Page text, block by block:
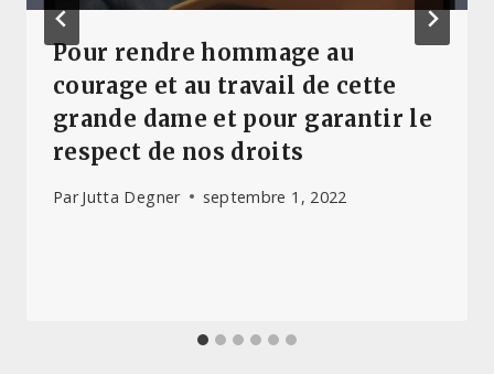
Pour rendre hommage au
courage et au travail de cette
grande dame et pour garantir le
respect de nos droits
Par Jutta Degner septembre 1, 2022